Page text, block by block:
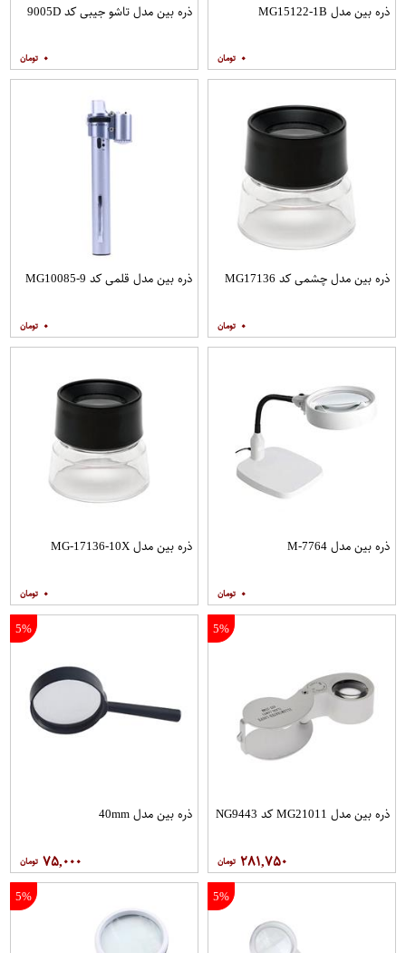
ذره بین مدل MG15122-1B
۰
ذره بین مدل تاشو جیبی کد 9005D
۰
ذره بین مدل چشمی کد MG17136
۰
ذره بین مدل قلمی کد MG10085-9
۰
ذره بین مدل M-7764
۰
ذره بین مدل MG-17136-10X
۰
5%
ذره بین مدل MG21011 کد NG9443
۲۸۱,۷۵۰
5%
ذره بین مدل 40mm
۷۵,۰۰۰
5%
5%